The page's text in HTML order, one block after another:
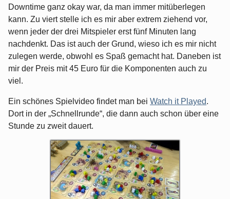
Downtime ganz okay war, da man immer mitüberlegen
kann. Zu viert stelle ich es mir aber extrem ziehend vor,
wenn jeder der drei Mitspieler erst fünf Minuten lang
nachdenkt. Das ist auch der Grund, wieso ich es mir nicht
zulegen werde, obwohl es Spaß gemacht hat. Daneben ist
mir der Preis mit 45 Euro für die Komponenten auch zu
viel.
Ein schönes Spielvideo findet man bei Watch it Played.
Dort in der „Schnellrunde“, die dann auch schon über eine
Stunde zu zweit dauert.